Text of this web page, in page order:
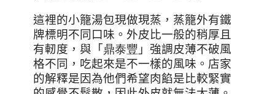
這裡的小籠湯包現做現蒸，蒸籠外有鐵
牌標明不同口味。外皮比一般的稍厚且
有軔度，與「鼎泰豐 」強調皮薄不破風
格不同，吃起來是不一樣的風味。店家
的解釋是因為他們希望肉餡是比較緊實